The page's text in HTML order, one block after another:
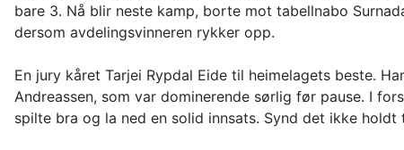
bare 3. Nå blir neste kamp, borte mot tabellnabo
dersom avdelingsvinneren rykker opp.
En jury kåret Tarjei Rypdal Eide til heimelagets beste.
Andreassen, som var dominerende sørlig før pause. I
spilte bra og la ned en solid innsats. Synd det ikke